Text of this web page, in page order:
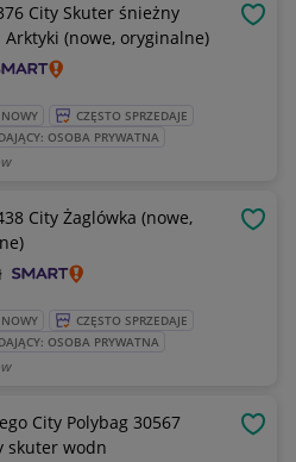
City Skuter śnieżny
Arktyki (nowe, oryginalne)
CZĘSTO SPRZEDAJE
OSOBA PRYWATNA
City Żaglówka (nowe,
CZĘSTO SPRZEDAJE
OSOBA PRYWATNA
City Polybag 30567
skuter wodn